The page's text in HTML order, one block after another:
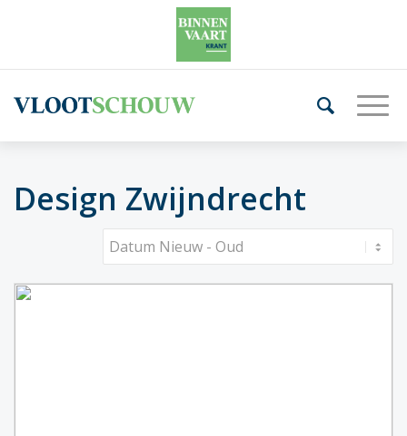
Design Zwijndrecht